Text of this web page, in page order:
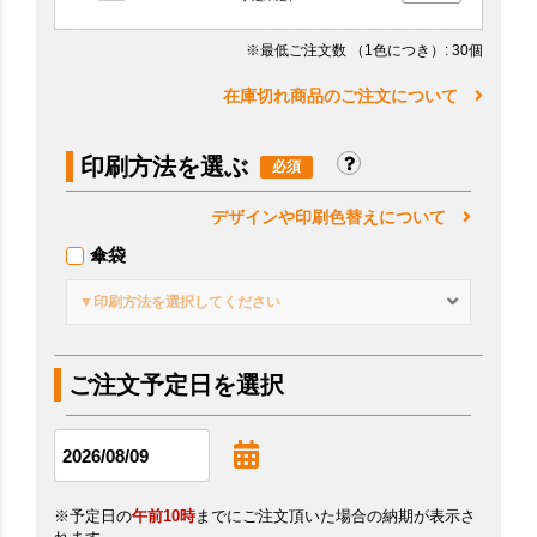
※最低ご注文数 （1色につき） : 30個
在庫切れ商品のご注文について
印刷方法を選ぶ
デザインや印刷色替えについて
傘袋
▼印刷方法を選択してください
ご注文予定日を選択
※予定日の午前10時までにご注文頂いた場合の納期が表示さ